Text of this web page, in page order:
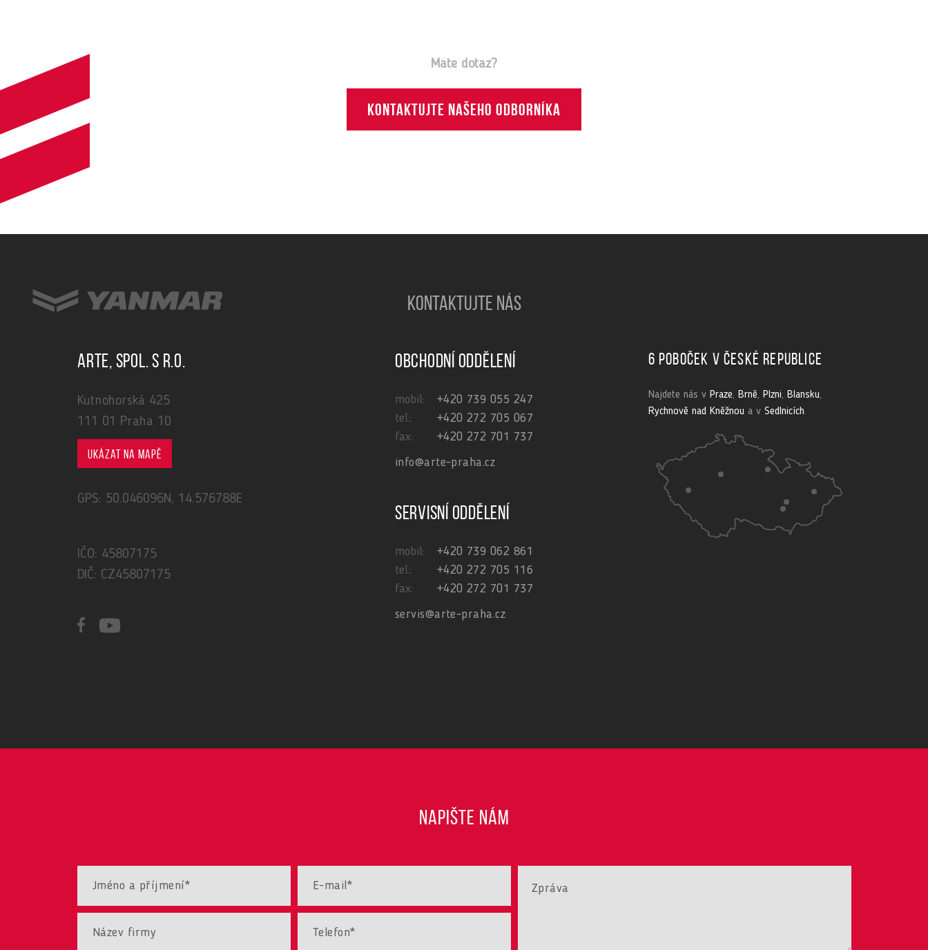
Máte dotaz?
Kontaktujte našeho odborníka
KONTAKTUJTE NÁS
ARTE, spol. s r.o.
Kutnohorská 425
111 01 Praha 10
Ukázat na mapě
GPS: 50.046096N, 14.576788E
IČO: 45807175
DIČ: CZ45807175
Obchodní oddělení
mobil:
+420 739 055 247
tel.:
+420 272 705 067
fax:
+420 272 701 737
info@arte-praha.cz
Servisní oddělení
mobil:
+420 739 062 861
tel.:
+420 272 705 116
fax:
+420 272 701 737
servis@arte-praha.cz
6 poboček v České republice
Najdete nás v Praze, Brně, Plzni, Blansku,
Rychnově nad Kněžnoua v Sedlnicích.
NAPIŠTE NÁM